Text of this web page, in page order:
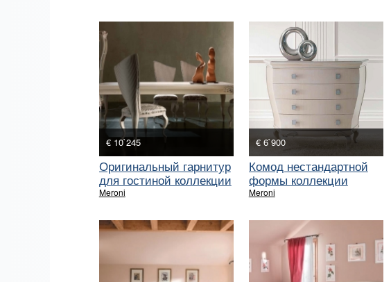
€ 10`245
Оригинальный гарнитур
для гостиной коллекции
GEMMA
Meroni
€ 6`900
Комод нестандартной
формы коллекции
GEMMA
Meroni